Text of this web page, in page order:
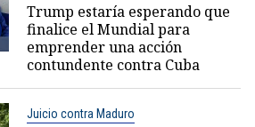
Trump estaría esperando que
finalice el Mundial para
emprender una acción
contundente contra Cuba
Juicio contra Maduro